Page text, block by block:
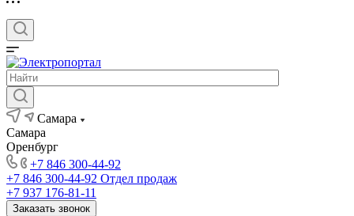
Самара
Самара
Оренбург
+7 846 300-44-92
+7 846 300-44-92 Отдел продаж
+7 937 176-81-11
Заказать звонок